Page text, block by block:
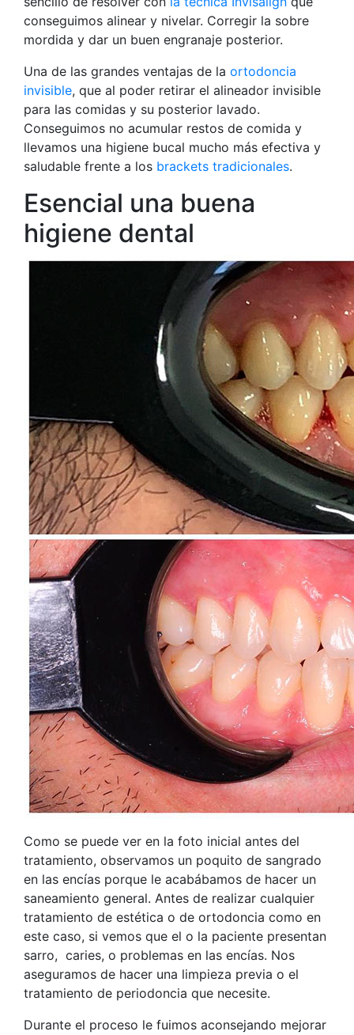
conseguimos alinear y nivelar. Corregir la sobre
mordida y dar un buen engranaje posterior.
Una de las grandes ventajas de la ortodoncia
invisible, que al poder retirar el alineador invisible
para las comidas y su posterior lavado.
Conseguimos no acumular restos de comida y
llevamos una higiene bucal mucho más efectiva y
saludable frente a los brackets tradicionales.
Esencial una buena
higiene dental
Como se puede ver en la foto inicial antes del
tratamiento, observamos un poquito de sangrado
en las encías porque le acabábamos de hacer un
saneamiento general. Antes de realizar cualquier
tratamiento de estética o de ortodoncia como en
este caso, si vemos que el o la paciente presentan
sarro, caries, o problemas en las encías. Nos
aseguramos de hacer una limpieza previa o el
tratamiento de periodoncia que necesite.
Durante el proceso le fuimos aconsejando mejorar